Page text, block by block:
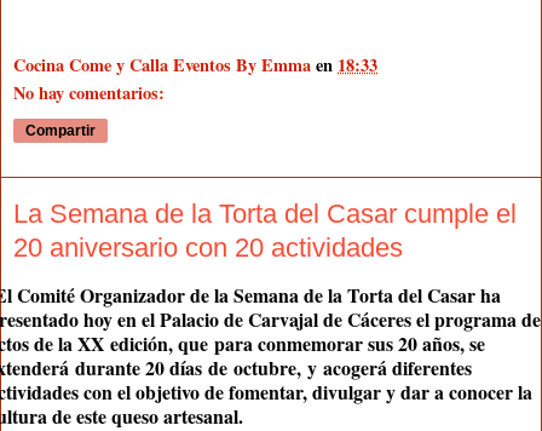
Cocina Come y Calla Eventos By Emmaen 18:33
No hay comentarios:
Compartir
La Semana de la Torta del Casar cumple el
20 aniversario con 20 actividades
Comité Organizador de la Semana de la Torta del Casar ha
hoy en el Palacio de Carvajal de Cáceres el programa de
de la XX edición, que para conmemorar sus 20 años, se
durante 20 días de octubre, y acogerá diferentes
con el objetivo de fomentar, divulgar y dar a conocer la
de este queso artesanal.